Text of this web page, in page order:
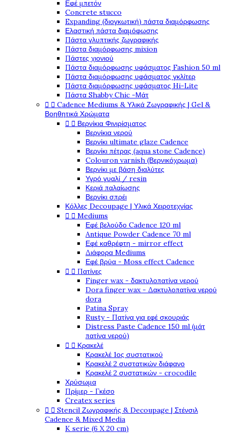
Εφέ μπετόν
Concrete stucco
Expanding (διογκωτική) πάστα διαμόρφωσης
Ελαστική πάστα διαμόφωσης
Πάστα γλυπτικής ζωγραφικής
Πάστα διαμόρφωσης mixion
Πάστες χιονιού
Πάστα διαμόρφωσης υφάσματος Fashion 50 ml
Πάστα διαμόρφωσης υφάσματος γκλίτερ
Πάστα διαμόρφωσης υφάσματος Hi-Lite
Πάστα Shabby Chic -Μάτ
  Cadence Mediums & Υλικά Ζωγραφικής | Gel &
Βοηθητικά Χρώματα
  Βερνίκια Φινιρίσματος
Βερνίκια νερού
Βερνίκι ultimate glaze Cadence
Βερνίκι πέτρας (aqua stone Cadence)
Colouron varnish (Βερνικόχρωμα)
Βερνίκι με βάση διαλύτες
Υγρό γυαλί / resin
Κεριά παλαίωσης
Βερνίκι σπρέι
Κόλλες Decoupage | Υλικά Χειροτεχνίας
  Mediums
Εφέ βελούδο Cadence 120 ml
Antique Powder Cadence 70 ml
Εφέ καθρέφτη - mirror effect
Διάφορα Mediums
Εφέ βρύα - Moss effect Cadence
  Πατίνες
Finger wax - δακτυλοπατίνα νερού
Dora finger wax - Δακτυλοπατίνα νερού
dora
Patina Spray
Rusty - Πατίνα για εφέ σκουριάς
Distress Paste Cadence 150 ml (μάτ
πατίνα νερού)
  Κρακελέ
Κρακελέ 1ος συστατικού
Κρακελέ 2 συστατικών διάφανο
Κρακελέ 2 συστατικών - crocodile
Χρύσωμα
Πρίμερ - Γκέσο
Createx series
  Stencil Ζωγραφικής & Decoupage | Στένσιλ
Cadence & Mixed Media
K serie (6 X 20 cm)